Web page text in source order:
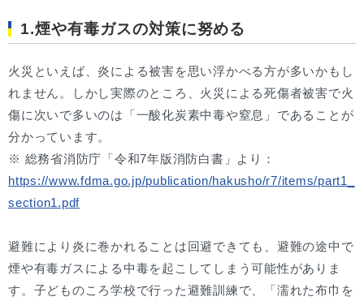
1.煙や有毒ガスの対策に努める
火災といえば、炎による被害を思い浮かべる方が多いかもし
れません。しかし実際のところ、火災による死傷者被害で火
傷に次いで多いのは「一酸化炭素中毒や窒息」であることが
分かっています。
※ 総務省消防庁「令和7年版消防白書」より：
https://www.fdma.go.jp/publication/hakusho/r7/items/part1_
section1.pdf
避難により炎に巻かれることは回避できても、避難の途中で
煙や有毒ガスによる中毒を起こしてしまう可能性がありま
す。子どものころ学校で行った避難訓練で、「濡れた布巾を